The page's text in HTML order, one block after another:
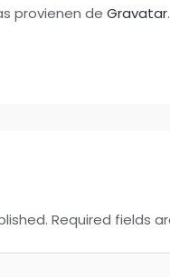
provienen de Gravatar.
Required fields